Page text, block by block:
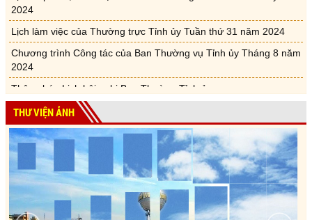
Lịch làm việc của Thường trực Tỉnh ủy Tuần thứ 31 năm 2024
Chương trình Công tác của Ban Thường vụ Tỉnh ủy Tháng 8 năm
2024
Thông báo Lịch hội nghị Ban Thường Tỉnh ủy
Lịch tiếp dân, đối thoại với dân của đồng chí Bí thư Tỉnh ủy năm
2024
THƯ VIỆN ẢNH